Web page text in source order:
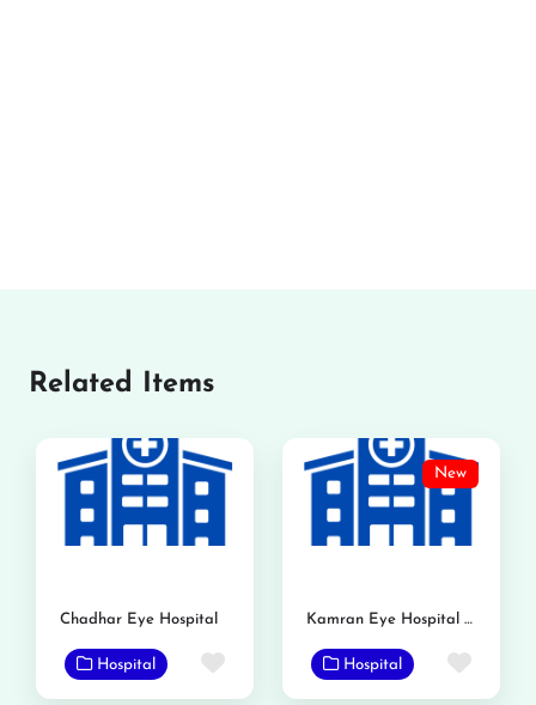
Related Items
Chadhar Eye Hospital
Hospital Favorite
New
Kamran Eye Hospital Gojra
Hospital